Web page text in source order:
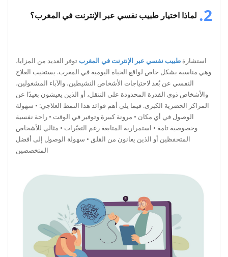
2. لماذا اختيار طبيب نفسي عبر الإنترنت في المغرب؟
استشارة طبيب نفسي عبر الإنترنت في المغربتوفر العديد من المزايا،
وهي مناسبة بشكل خاص لواقع الحياة اليومية في المغرب. يستجيب العلاج
النفسي عن بُعد لاحتياجات الأشخاص النشيطين، والآباء المشغولين،
والأشخاص ذوي القدرة المحدودة على التنقل، أو الذين يعيشون بعيدًا عن
المراكز الحضرية الكبرى. فيما يلي أهم فوائد هذا النمط العلاجي: • سهولة
الوصول في أي مكان • مرونة كبيرة وتوفير في الوقت • راحة نفسية
وخصوصية تامة • استمرارية المتابعة رغم التغيّرات • مثالي للأشخاص
المتحفظين أو الذين يعانون من القلق • سهولة الوصول إلى أفضل
المتخصصين